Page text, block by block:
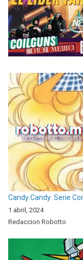
Candy Candy: Serie
1 abril, 2024
Redaccion Robotto